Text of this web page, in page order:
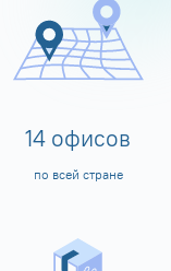
14 офисов
по всей стране